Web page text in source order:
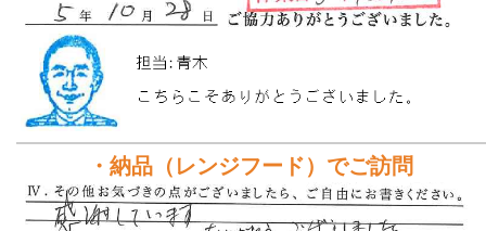
・納品（レンジフード）でご訪問